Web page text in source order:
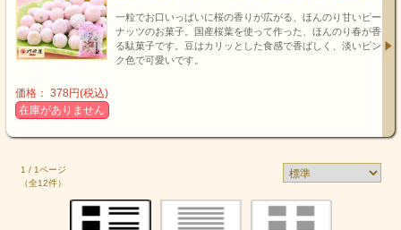
一粒でお口いっぱいに桜の香りが広がる、ほんのり甘いピー
ナッツのお菓子。国産桜葉を使って作った、ほんのり春が香
る駄菓子です。豆はカリッとした食感で香ばしく、淡いピン
ク色で可愛いです。
価格： 378円(税込)
在庫がありません
1 / 1ページ
（全12件）